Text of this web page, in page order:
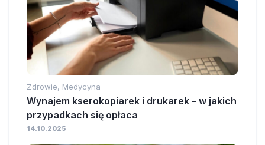
Zdrowie, Medycyna
Wynajem kserokopiarek i drukarek – w jakich
przypadkach się opłaca
14.10.2025